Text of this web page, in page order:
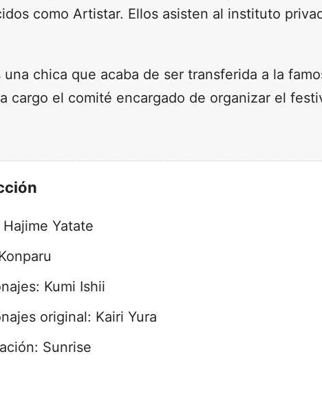
como Artistar. Ellos asisten al instituto
una chica que acaba de ser transferida a la
cargo el comité encargado de organizar el
Yatate
Kumi Ishii
original: Kairi Yura
Sunrise